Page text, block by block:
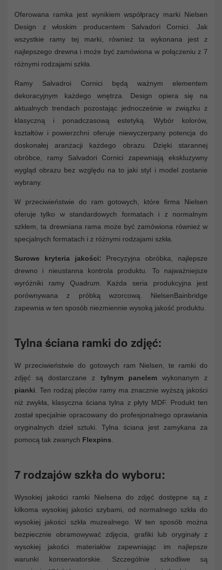
Oferowana ramka jest wynikiem współpracy marki Nielsen
Design z włoskim producentem Salvadori Cornici. Jak
wszystkie ramy tej marki, również ta wykonana jest z
najlepszego drewna i może być zamówiona w połączeniu z 7
różnymi rodzajami szkła.
Ramy Salvadroi Cornici będą ważnym elementem
dekoracyjnym każdego wnętrza. Design opiera się na
aktualnych trendach pozostając jednocześnie w związku z
klasyczną i ponadczasową estetyką. Wybór kolorów,
kształtów i powierzchni oferuje niewyczerpany potencja do
doskonałej aranżacji każdego obrazu. Dzięki starannej
obróbce, ramy Salvadori Cornici zapewniają ekskluzywny
wygląd obrazu bez względu na to jaki styl i model zostanie
wybrany.
W przeciwieństwie do ram gotowych, które firma Nielsen
oferuje tylko w standardowych formatach i z normalnym
szkłem, ta drewniana rama może być zamówiona również w
specjalnych formatach i z różnymi rodzajami szkła.
Surowe kryteria jakości: Precyzyjna obróbka, najlepsze
drewno i nieustanna kontrola produktu. To najważniejsze
wyróżniki ramy Quadrum. Każda seria produkcyjna jest
porównywana z próbką wzorcową. NielsenBainbridge
zapewnia w ten sposób niezmiennie wysoką jakość produktu.
Tylna ściana ramki do zdjęć:
W przeciwieństwie do gotowych ram Nielsen, te ramki do
zdjęć są dostarczane z tylnym panelemwykonanym z
pianki . Ten rodzaj pleców ramy ma znacznie wyższą jakości
niż zwykła, klasyczna ściana tylna z płyty MDF. Produkt ten
został specjalnie opracowany do profesjonalnego oprawiania
oryginalnych dzieł sztuki. Tylna ściana jest zamykana za
pomocą tak zwanych Flexpins
7 rodzajów szkła do wyboru:
Wysokiej jakości ramki Nielsena do zdjęć dostępne są z
kilkoma wysokiej jakości szybami, od normalnego szkła do
wysokiej jakości szkła muzealnego. W ten sposób można
bezpiecznie obramowywać zdjęcia, grafiki lub oryginały z
wysokiej jakości materiałów zapewniając im najlepsze
warunki konserwatorskie. Szczególnie szkodliwe są